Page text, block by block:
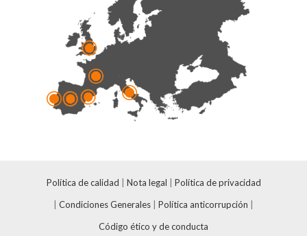
Política de calidad | Nota legal | Política de privacidad
| Condiciones Generales | Política anticorrupción |
Código ético y de conducta